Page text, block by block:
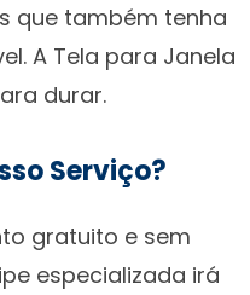
que também tenha
A Tela para Janela
durar.
Serviço?
gratuito e sem
especializada irá